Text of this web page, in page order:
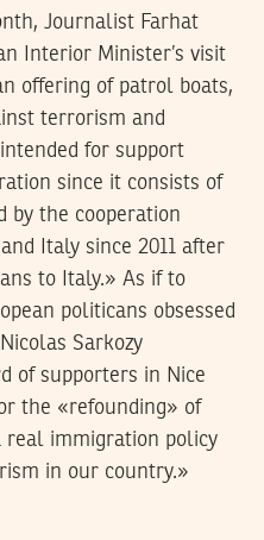
Journalist Farhat
Interior Minister’s visit
offering of patrol boats,
terrorism and
for support
since it consists of
by the cooperation
Italy since 2011 after
to Italy.» As if to
politicans obsessed
Sarkozy
of supporters in Nice
the «refounding» of
real immigration policy
in our country.»